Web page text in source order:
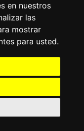
en nuestros
las
mostrar
para usted.